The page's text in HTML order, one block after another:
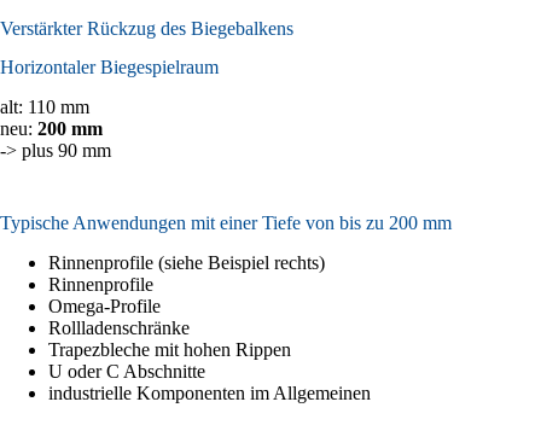
Verstärkter Rückzug des Biegebalkens
Horizontaler Biegespielraum
alt: 110 mm
neu: 200 mm
-> plus 90 mm
Typische Anwendungen mit einer Tiefe von bis zu 200 mm
Rinnenprofile (siehe Beispiel rechts)
Rinnenprofile
Omega-Profile
Rollladenschränke
Trapezbleche mit hohen Rippen
U oder C Abschnitte
industrielle Komponenten im Allgemeinen